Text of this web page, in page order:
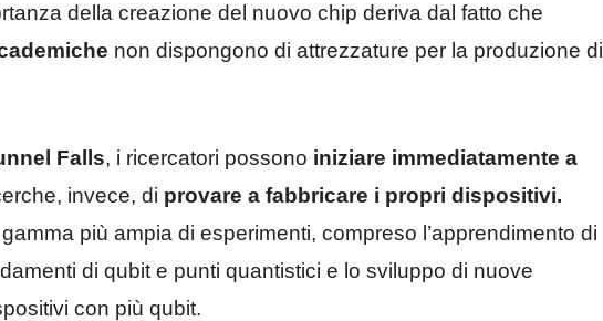
della creazione del nuovo chip deriva dal fatto che
non dispongono di attrezzature per la produzione di
Falls, i ricercatori possono iniziare immediatamente a
invece, di provare a fabbricare i propri dispositivi.
più ampia di esperimenti, compreso l’apprendimento di
di qubit e punti quantistici e lo sviluppo di nuove
con più qubit.